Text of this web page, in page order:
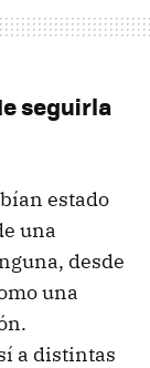
seguirla
estado
una
desde
una
a distintas